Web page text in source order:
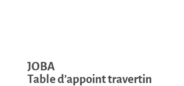
JOBA
Table d’appoint travertin